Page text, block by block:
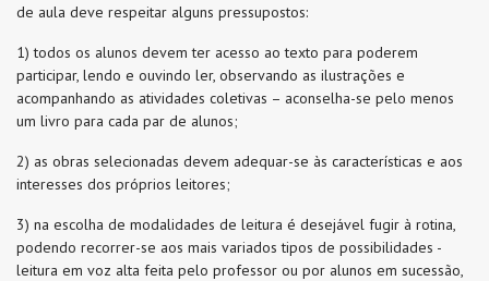
de aula deve respeitar alguns pressupostos:
1) todos os alunos devem ter acesso ao texto para poderem
participar, lendo e ouvindo ler, observando as ilustrações e
acompanhando as atividades coletivas – aconselha-se pelo menos
um livro para cada par de alunos;
2) as obras selecionadas devem adequar-se às características e aos
interesses dos próprios leitores;
3) na escolha de modalidades de leitura é desejável fugir à rotina,
podendo recorrer-se aos mais variados tipos de possibilidades -
leitura em voz alta feita pelo professor ou por alunos em sucessão,